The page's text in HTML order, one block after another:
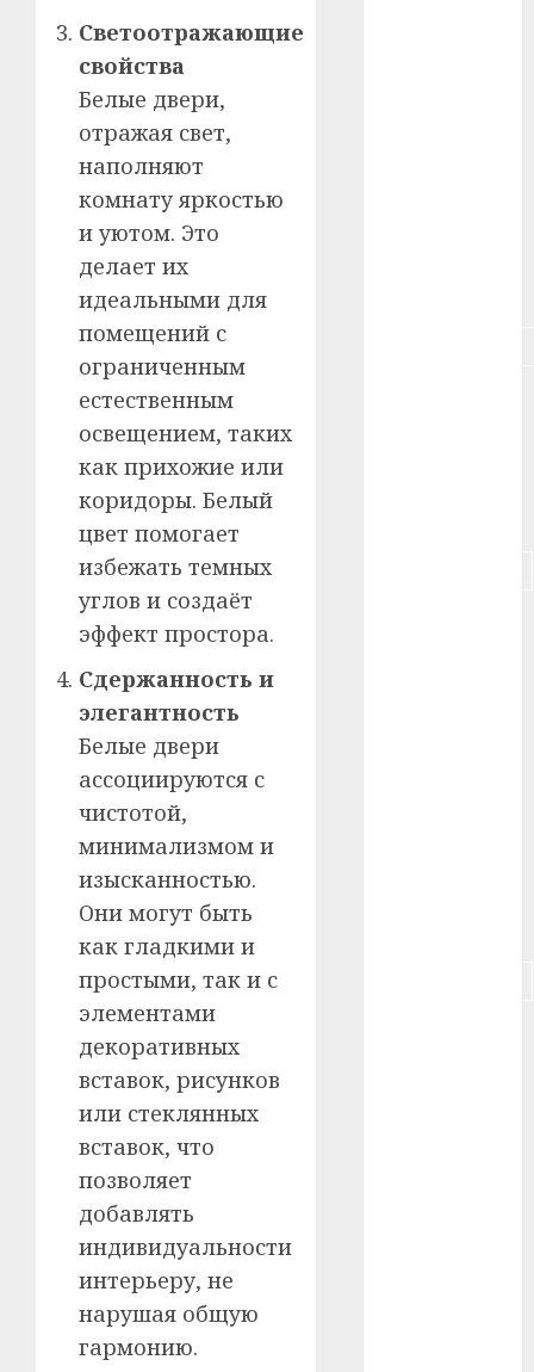
Светоотражающие
свойства
Белые двери,
отражая свет,
наполняют
комнату яркостью
и уютом. Это
делает их
идеальными для
помещений с
ограниченным
естественным
освещением, таких
как прихожие или
коридоры. Белый
цвет помогает
избежать темных
углов и создаёт
эффект простора.
Сдержанность и
элегантность
Белые двери
ассоциируются с
чистотой,
минимализмом и
изысканностью.
Они могут быть
как гладкими и
простыми, так и с
элементами
декоративных
вставок, рисунков
или стеклянных
вставок, что
позволяет
добавлять
индивидуальности
интерьеру, не
нарушая общую
гармонию.